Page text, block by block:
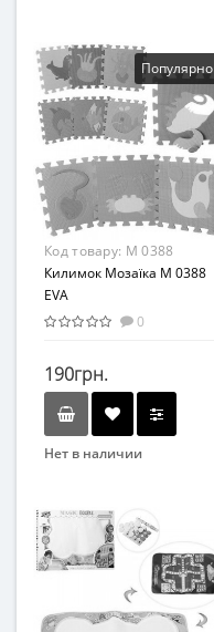
Возраст
От 6 мес
Возрастная группа
От 6 мес
Материал
Пенополиэтилен
Популярно
Код товару: M 0388
Килимок Мозаїка M 0388
EVA
0
190грн.
Нет в наличии
Возраст
От 1 года
Пенополиэтилен